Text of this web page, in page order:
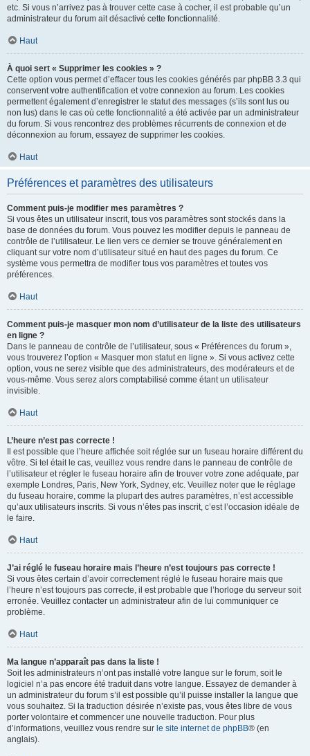
etc. Si vous n’arrivez pas à trouver cette case à cocher, il est probable qu’un
administrateur du forum ait désactivé cette fonctionnalité.
Haut
À quoi sert « Supprimer les cookies » ?
Cette option vous permet d’effacer tous les cookies générés par phpBB 3.3 qui
conservent votre authentification et votre connexion au forum. Les cookies
permettent également d’enregistrer le statut des messages (s’ils sont lus ou
non lus) dans le cas où cette fonctionnalité a été activée par un administrateur
du forum. Si vous rencontrez des problèmes récurrents de connexion et de
déconnexion au forum, essayez de supprimer les cookies.
Haut
Préférences et paramètres des utilisateurs
Comment puis-je modifier mes paramètres ?
Si vous êtes un utilisateur inscrit, tous vos paramètres sont stockés dans la
base de données du forum. Vous pouvez les modifier depuis le panneau de
contrôle de l’utilisateur. Le lien vers ce dernier se trouve généralement en
cliquant sur votre nom d’utilisateur situé en haut des pages du forum. Ce
système vous permettra de modifier tous vos paramètres et toutes vos
préférences.
Haut
Comment puis-je masquer mon nom d’utilisateur de la liste des utilisateurs
en ligne ?
Dans le panneau de contrôle de l’utilisateur, sous « Préférences du forum »,
vous trouverez l’option « Masquer mon statut en ligne ». Si vous activez cette
option, vous ne serez visible que des administrateurs, des modérateurs et de
vous-même. Vous serez alors comptabilisé comme étant un utilisateur
invisible.
Haut
L’heure n’est pas correcte !
Il est possible que l’heure affichée soit réglée sur un fuseau horaire différent du
vôtre. Si tel était le cas, veuillez vous rendre dans le panneau de contrôle de
l’utilisateur et régler le fuseau horaire afin de trouver votre zone adéquate, par
exemple Londres, Paris, New York, Sydney, etc. Veuillez noter que le réglage
du fuseau horaire, comme la plupart des autres paramètres, n’est accessible
qu’aux utilisateurs inscrits. Si vous n’êtes pas inscrit, c’est l’occasion idéale de
le faire.
Haut
J’ai réglé le fuseau horaire mais l’heure n’est toujours pas correcte !
Si vous êtes certain d’avoir correctement réglé le fuseau horaire mais que
l’heure n’est toujours pas correcte, il est probable que l’horloge du serveur soit
erronée. Veuillez contacter un administrateur afin de lui communiquer ce
problème.
Haut
Ma langue n’apparaît pas dans la liste !
Soit les administrateurs n’ont pas installé votre langue sur le forum, soit le
logiciel n’a pas encore été traduit dans votre langue. Essayez de demander à
un administrateur du forum s’il est possible qu’il puisse installer la langue que
vous souhaitez. Si la traduction désirée n’existe pas, vous êtes libre de vous
porter volontaire et commencer une nouvelle traduction. Pour plus
d’informations, veuillez vous rendre sur le site internet de phpBB® (en
anglais).